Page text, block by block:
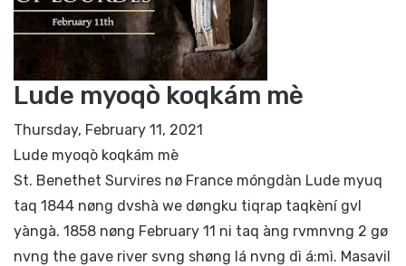
Lude myoqò koqkám mè
Thursday, February 11, 2021
Lude myoqò koqkám mè
St. Benethet Survires nø France móngdàn Lude myuq
taq 1844 nøng dvshà we døngku tiqrap taqkèní gvl
yàngà. 1858 nøng February 11 ni taq àng rvmnvng 2 gø
nvng the gave river svng shøng lá nvng dì á:mì. Masavil